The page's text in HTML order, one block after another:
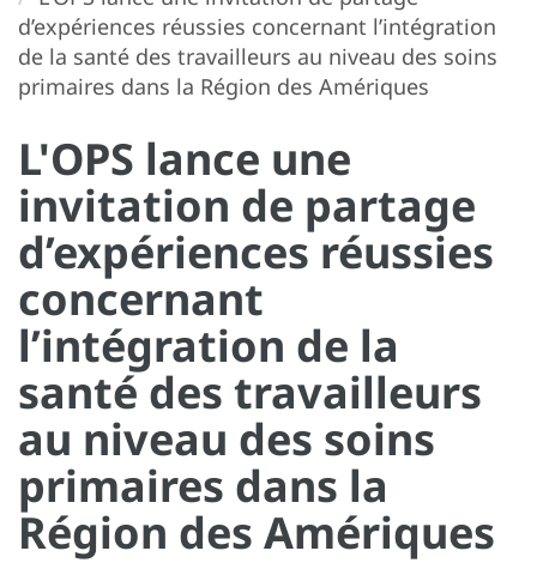
d’expériences réussies concernant l’intégration
de la santé des travailleurs au niveau des soins
primaires dans la Région des Amériques
L'OPS lance une
invitation de partage
d’expériences réussies
concernant
l’intégration de la
santé des travailleurs
au niveau des soins
primaires dans la
Région des Amériques